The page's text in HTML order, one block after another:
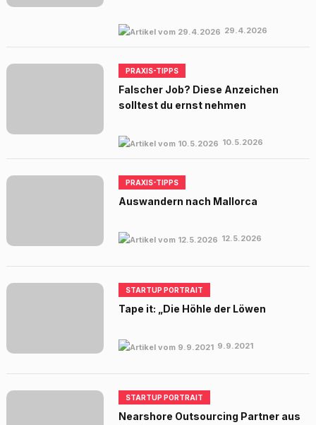
29.4.2026
PRAXIS-TIPPS
Falscher Job? Diese Anzeichen
solltest du ernst nehmen
10.5.2026
PRAXIS-TIPPS
Auswandern nach Mallorca
12.5.2026
STARTUP PORTRAIT
Tape it: „Die Höhle der Löwen
9.9.2021
STARTUP PORTRAIT
Nearshore Outsourcing Partner aus